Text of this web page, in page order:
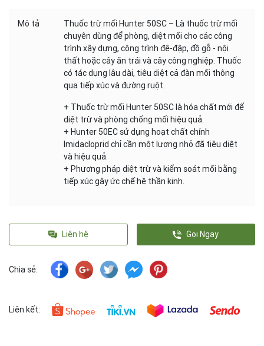
Mô tả
Thuốc trừ mối Hunter 50SC – Là thuốc trừ mối
chuyên dùng để phòng, diệt mối cho các công
trình xây dựng, công trình đê-đập, đồ gỗ - nội
thất hoặc cây ăn trái và cây công nghiệp. Thuốc
có tác dụng lâu dài, tiêu diệt cả đàn mối thông
qua tiếp xúc và đường ruột.
+ Thuốc trừ mối Hunter 50SC là hóa chất mới để
diệt trừ và phòng chống mối hiệu quả.
+ Hunter 50EC sử dụng hoạt chất chính
Imidacloprid chỉ cần một lượng nhỏ đã tiêu diệt
và hiệu quả.
+ Phương pháp diệt trừ và kiểm soát mối bằng
tiếp xúc gây ức chế hệ thần kinh.
Liên hệ Gọi Ngay
Chia sẻ:
Liên kết: